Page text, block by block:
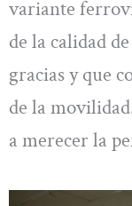
variante
de la calidad
gracias y que
de la
a merecer la